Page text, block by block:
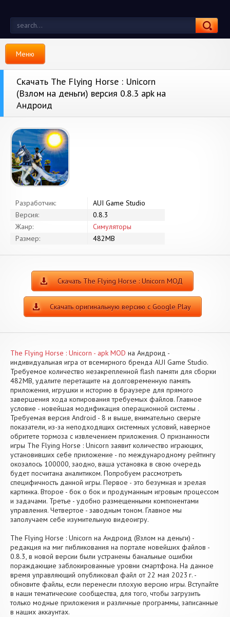
Меню
Скачать The Flying Horse : Unicorn
(Взлом на деньги) версия 0.8.3 apk на
Андроид
Разработчик:
AUI Game Studio
Версия:
0.8.3
Жанр:
Симуляторы
Размер:
482MB
Скачать The Flying Horse : Unicorn МОД
Скачать оригинальную версию с Google Play
The Flying Horse : Unicorn - apk MOD на Андроид -
индивидуальная игра от всемирного бренда AUI Game Studio.
Требуемое количество незакрепленной flash памяти для сборки
482MB, удалите перетащите на долговременную память
приложения, игрушки и историю в браузере для прямого
завершения хода копирования требуемых файлов. Главное
условие - новейшая модификация операционной системы .
Требуемая версия Android - 8 и выше, внимательно сверьте
показатели, из-за неподходящих системных условий, наверное
обритете тормоза с извлечением приложения. О признанности
игры The Flying Horse : Unicorn заявит количество играющих,
установивших себе приложение - по международному рейтингу
окозалось 100000, заодно, ваша установка в свою очередь
будет посчитана аналитиком. Попробуем рассмотреть
специфичность данной игры. Первое - это безумная и зрелая
картинка. Второе - бок о бок и продуманным игровым процессом
и задачами. Третье - удобно размещенными компонентами
управления. Четвертое - заводным тоном. Главное мы
заполучаем себе изумительную видеоигру.
The Flying Horse : Unicorn на Андроид (Взлом на деньги) -
редакция на миг пибликования на портале новейших файлов -
0.8.3, в новой версии были устранены банальные ошибки
пораждающие заблокированные уровни смартфона. На данное
время управляющий опубликовал файл от 22 мая 2023 г. -
обновите файлы, если перенесли плохую версию игры. Вступайте
в наши тематические сообщества, для того, чтобы загрузить
только модные приложения и различные программы, записанные
в наших аккаунтах.